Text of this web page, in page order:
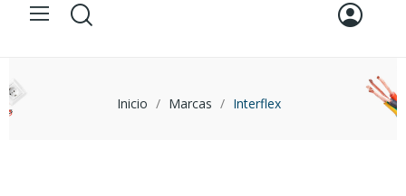
Inicio Marcas Interflex